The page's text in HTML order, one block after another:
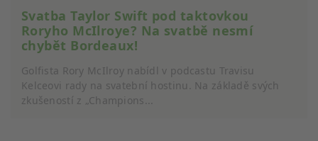
Svatba Taylor Swift pod taktovkou
Roryho McIlroye? Na svatbě nesmí
chybět Bordeaux!
Golfista Rory McIlroy nabídl v podcastu Travisu
Kelceovi rady na svatební hostinu. Na základě svých
zkušeností z „Champions...